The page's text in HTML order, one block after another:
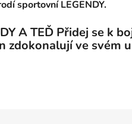
sportovní LEGENDY.
A TEĎ Přidej se k
zdokonalují ve svém